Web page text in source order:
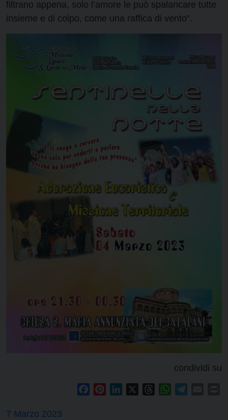
filtrano appena, solo l’amore le può spalancare tutte
insieme e di colpo, come una raffica di vento”.
condividi su
FacebookPinterestLinkedIn ThreadsWhatsApp
7 Marzo 2023